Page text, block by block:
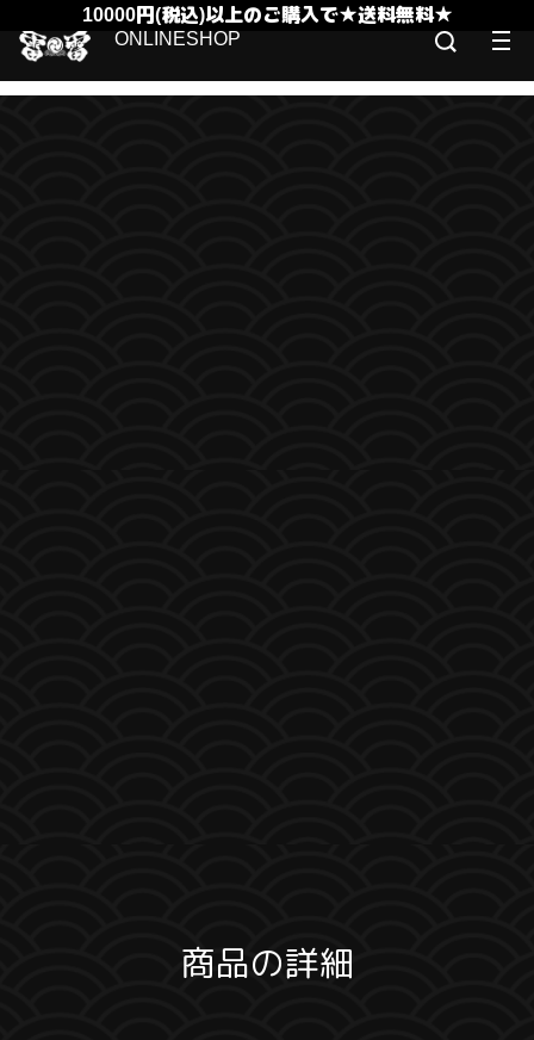
10000円(税込)以上のご購入で★送料無料★
商品の詳細
ONLINESHOP